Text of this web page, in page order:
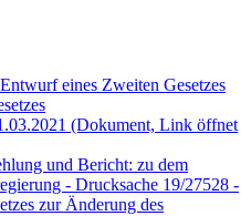
eines Zweiten Gesetzes
(Dokument, Link öffnet
und Bericht: zu dem
- Drucksache 19/27528 -
zur Änderung des